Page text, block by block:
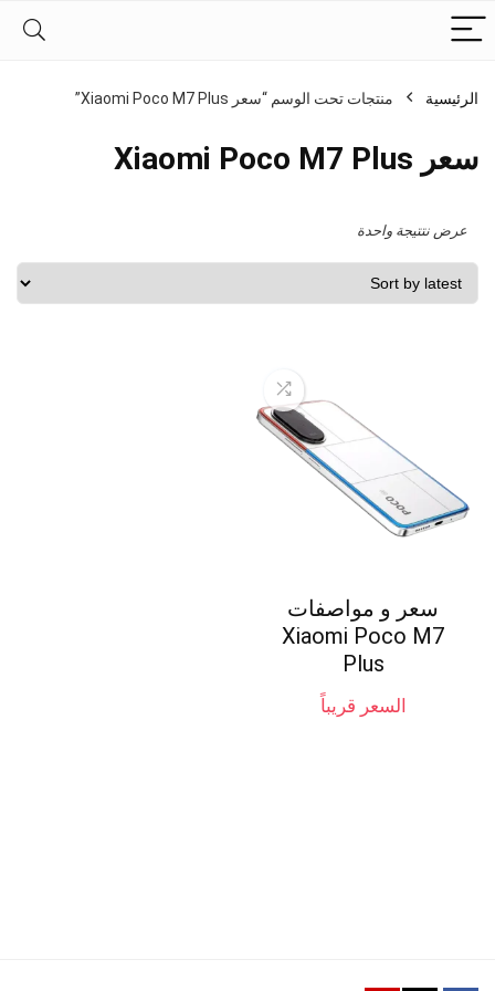
الرئيسية منتجات تحت الوسم “سعر Xiaomi Poco M7 Plus”
سعر Xiaomi Poco M7 Plus
عرض نتتيجة واحدة
سعر و مواصفات
Xiaomi Poco M7
Plus
السعر قريباً